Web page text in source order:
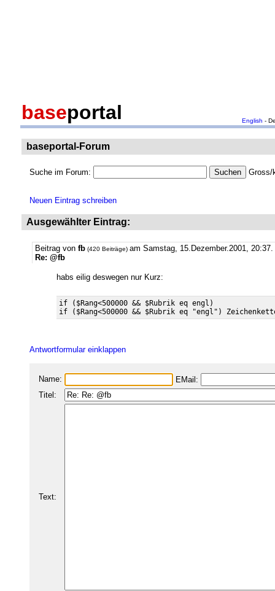
baseportal English -
baseportal-Forum
Suche im Forum: Gross/
Neuen Eintrag schreiben
Ausgewählter Eintrag:
Beitrag von fb (420 Beiträge) am Samstag, 15.Dezember.2001, 20:37.
Re: @fb
habs eilig deswegen nur Kurz:
if ($Rang<500000 && $Rubrik eq engl)
Antwortformular einklappen
Name:
EMail:
Titel:
Text: